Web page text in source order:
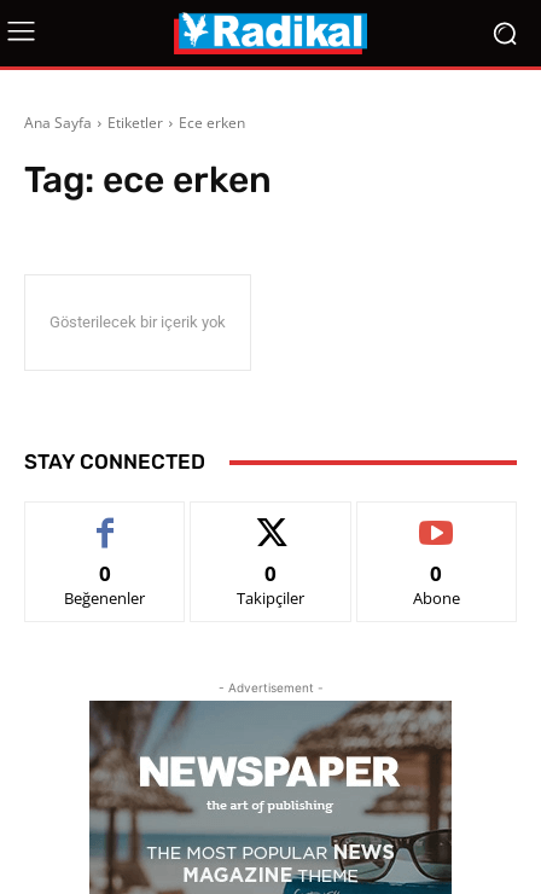
Ana Sayfa Etiketler Ece erken
Tag: ece erken
Gösterilecek bir içerik yok
STAY CONNECTED
0
Beğenenler
0
Takipçiler
0
Abone
- Advertisement -